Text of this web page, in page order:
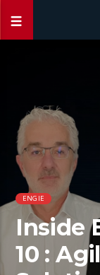
ENGIE
Inside
10 :